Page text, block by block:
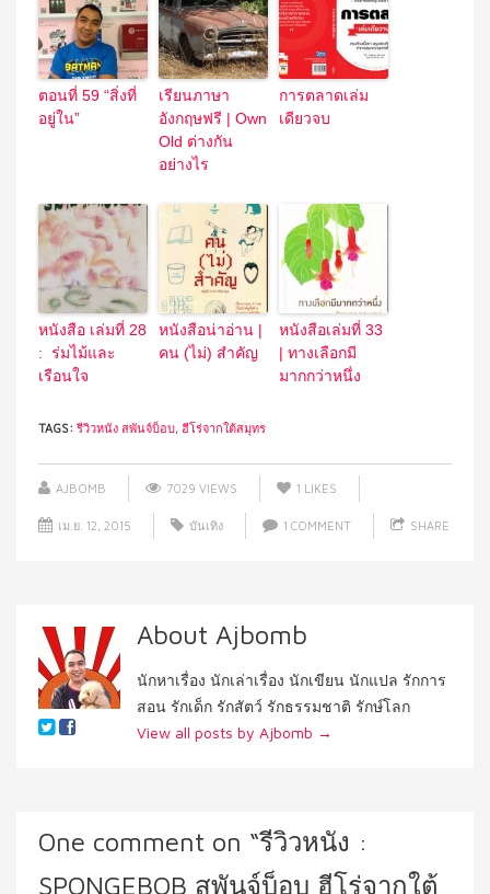
ตอนที่ 59 “สิ่งที่
อยู่ใน”
เรียนภาษา
อังกฤษฟรี | Own
Old ต่างกัน
อย่างไร
การตลาดเล่ม
เดียวจบ
หนังสือ เล่มที่ 28
: ร่มไม้และ
เรือนใจ
หนังสือน่าอ่าน |
คน (ไม่) สำคัญ
หนังสือเล่มที่ 33
| ทางเลือกมี
มากกว่าหนึ่ง
TAGS: รีวิวหนัง สพันจ์บ็อบ, ฮีโร่จากใต้สมุทร
AJBOMB 7029 VIEWS 1 LIKES
เม.ย. 12, 2015 บันเทิง 1 COMMENT SHARE
About Ajbomb
นักหาเรื่อง นักเล่าเรื่อง นักเขียน นักแปล รักการ
สอน รักเด็ก รักสัตว์ รักธรรมชาติ รักษ์โลก
View all posts by Ajbomb →
One comment on “รีวิวหนัง :
SPONGEBOB สพันจ์บ็อบ ฮีโร่จากใต้